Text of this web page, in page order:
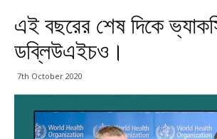
এই বছরের শেষ দিকে
ডব্লিউএইচও।
7th October 2020